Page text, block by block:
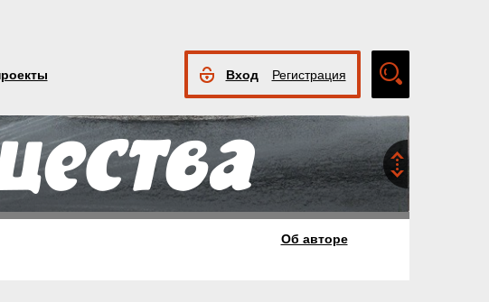
Вход Регистрация
поиск
Об авторе